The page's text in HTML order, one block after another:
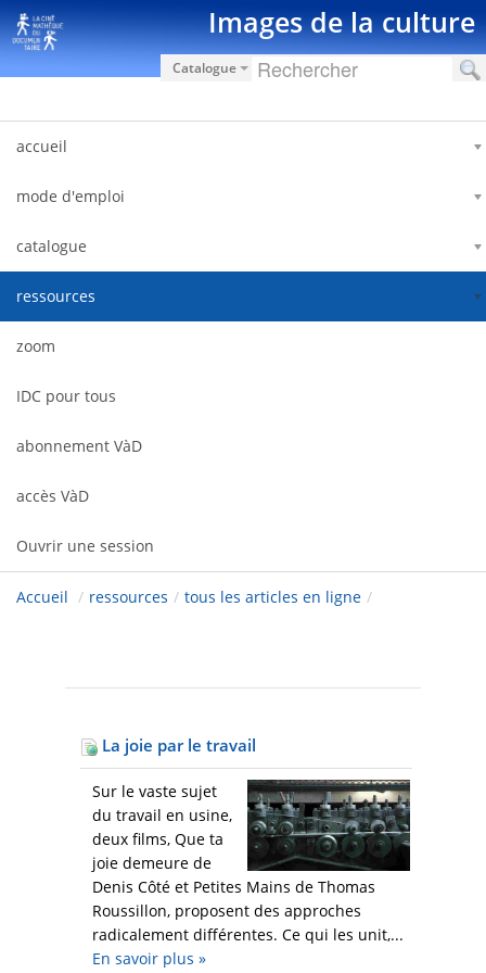
Saut au contenu Images de la culture
Catalogue
accueil
mode d'emploi
catalogue
ressources
zoom
IDC pour tous
abonnement VàD
accès VàD
Ouvrir une session
Accueil / ressources / tous les articles en ligne /
La joie par le travail
Sur le vaste sujet
du travail en usine,
deux films, Que ta
joie demeure de
Denis Côté et Petites Mains de Thomas
Roussillon, proposent des approches
radicalement différentes. Ce qui les unit,...
En savoir plus »